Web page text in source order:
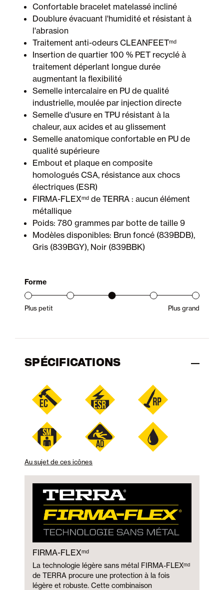
Confortable bracelet matelassé incliné
Doublure évacuant l'humidité et résistant à
l'abrasion
Traitement anti-odeurs CLEANFEETᵐᵈ
Insertion de quartier 100 % PET recyclé à
traitement déperlant longue durée
augmentant la flexibilité
Semelle intercalaire en PU de qualité
industrielle, moulée par injection directe
Semelle d'usure en TPU résistant à la
chaleur, aux acides et au glissement
Semelle anatomique confortable en PU de
qualité supérieure
Embout et plaque en composite
homologués CSA, résistance aux chocs
électriques (ESR)
FIRMA-FLEXᵐᵈ de TERRA : aucun élément
métallique
Poids: 780 grammes par botte de taille 9
Modèles disponibles: Brun foncé (839BDB),
Gris (839BGY), Noir (839BBK)
Forme
Plus petit Plus grand
SPÉCIFICATIONS
Au sujet de ces icônes
FIRMA-FLEXᵐᵈ
La technologie légère sans métal FIRMA-FLEXᵐᵈ
de TERRA procure une protection à la fois
légère et robuste. Cette combinaison